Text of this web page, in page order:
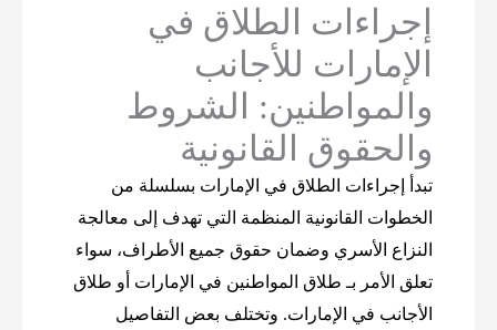
إجراءات الطلاق في
الإمارات للأجانب
والمواطنين: الشروط
والحقوق القانونية
تبدأ إجراءات الطلاق في الإمارات بسلسلة من
الخطوات القانونية المنظمة التي تهدف إلى معالجة
النزاع الأسري وضمان حقوق جميع الأطراف، سواء
تعلق الأمر بـ طلاق المواطنين في الإمارات أو طلاق
الأجانب في الإمارات. وتختلف بعض التفاصيل